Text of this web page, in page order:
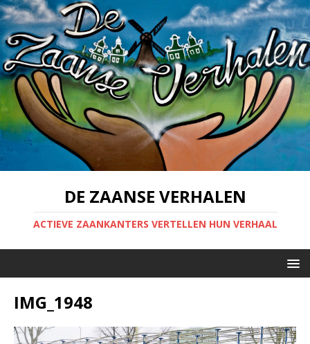
DE ZAANSE VERHALEN
ACTIEVE ZAANKANTERS VERTELLEN HUN VERHAAL
IMG_1948